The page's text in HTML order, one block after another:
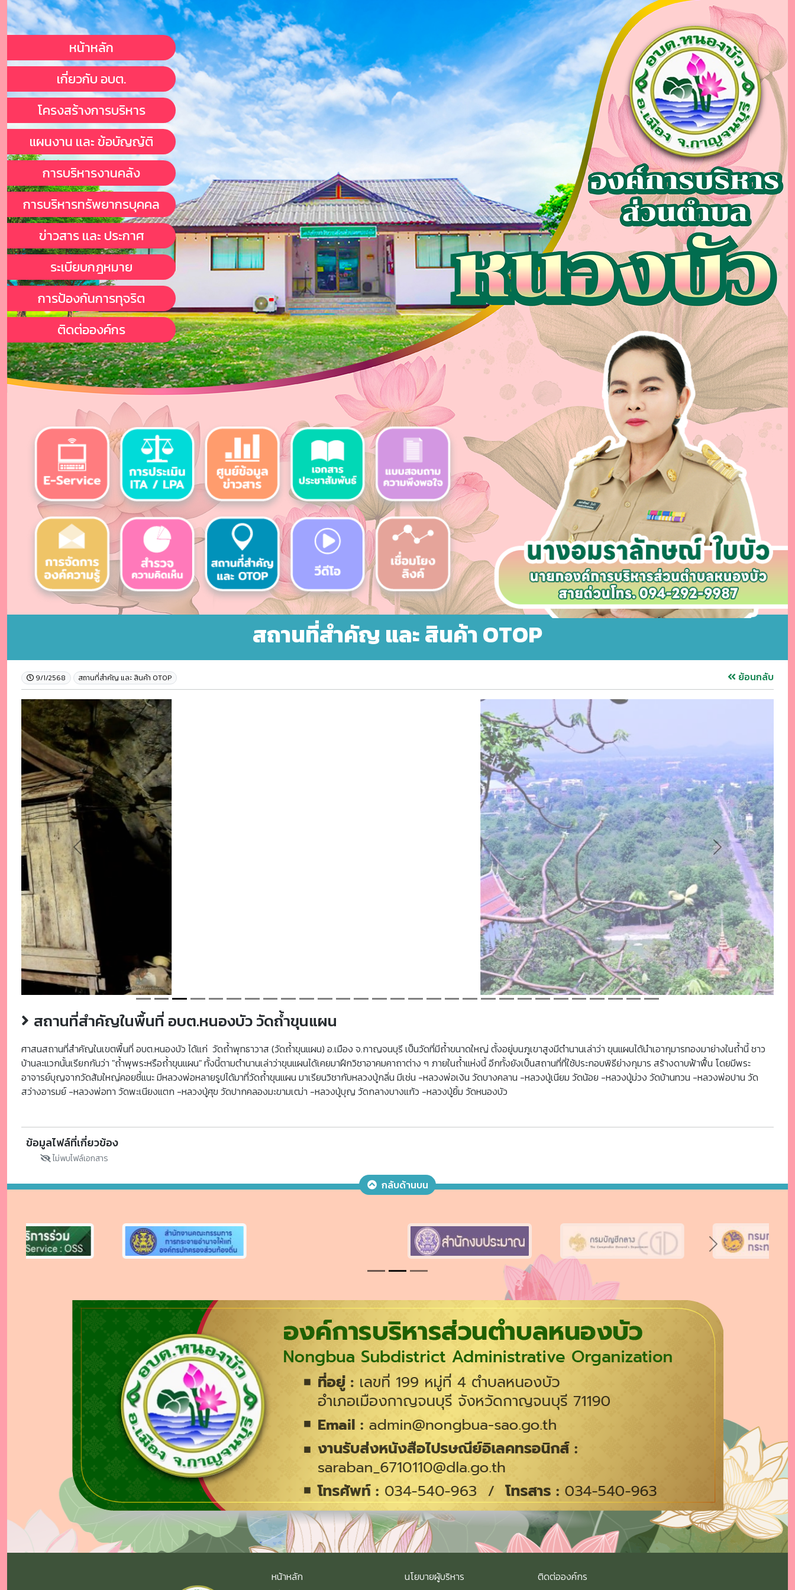
หน้าหลัก
เกี่ยวกับ อบต.
โครงสร้างการบริหาร
แผนงาน เเละ ข้อบัญญัติ
การบริหารงานคลัง
การบริหารทรัพยากรบุคคล
ข่าวสาร เเละ ประกาศ
ระเบียบกฎหมาย
การป้องกันการทุจริต
ติดต่อองค์กร
สถานที่สำคัญ และ สินค้า OTOP
9/1/2568 สถานที่สำคัญ และ สินค้า OTOP ย้อนกลับ
Previous Next
สถานที่สำคัญในพื้นที่ อบต.หนองบัว วัดถ้ำขุนแผน
ศาสนสถานที่สำคัญในเขตพื้นที่ อบต.หนองบัว ได้แก่ วัดถ้ำพุทธาวาส (วัดถ้ำขุนแผน) อ.เมือง จ.กาญจนบุรี เป็นวัดที่มีถ้ำขนาดใหญ่ ตั้งอยู่บนภูเขาสูงมีตำนานเล่าว่า ขุนแผนได้นำเอากุมารทองมาย่างในถ้ำนี้ ชาว
บ้านละแวกนั้นเรียกกันว่า "ถ้ำพุพระหรือถ้ำขุนแผน" ทั้งนี้ตามตำนานเล่าว่าขุนแผนได้เคยมาฝึกวิชาอาคมคาถาต่าง ๆ ภายในถ้ำแห่งนี้ อีกทั้งยังเป็นสถานที่ที่ใช้ประกอบพิธีย่างกุมาร สร้างดาบฟ้าฟื้น โดยมีพระ
อาจารย์บุญจากวัดส้มใหญ่คอยชี้แนะ มีหลวงพ่อหลายรูปได้มาที่วัดถ้ำขุนแผน มาเรียนวิชากับหลวงปู่กลิ่น มีเช่น -หลวงพ่อเงิน วัดบางคลาน -หลวงปู่เนียม วัดน้อย -หลวงปู่ม่วง วัดบ้านทวน -หลวงพ่อปาน วัด
สว่างอารมย์ -หลวงพ่อทา วัดพะเนียงแตก -หลวงปู่ศุข วัดปากคลองมะขามเฒ่า -หลวงปู่บุญ วัดกลางบางแก้ว -หลวงปู่ยิ้ม วัดหนองบัว
ข้อมูลไฟล์ที่เกี่ยวข้อง
ไม่พบไฟล์เอกสาร
กลับด้านบน
Previous Next
หน้าหลัก
นโยบายผู้บริหาร
ติดต่อองค์กร